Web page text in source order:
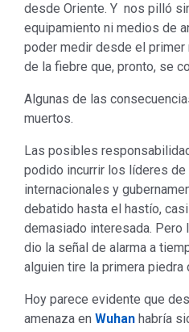
desde Oriente. Y nos pilló
equipamiento ni medios de
poder medir desde el primer
de la fiebre que, pronto, se
Algunas de las
muertos.
Las posibles
podido incurrir los líderes
internacionales y
debatido hasta el hastío,
demasiado interesada. Pero
dio la señal de alarma a
alguien tire la primera piedra
Hoy parece evidente que
amenaza en Wuhan habría